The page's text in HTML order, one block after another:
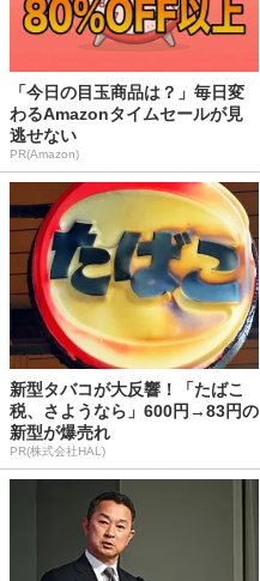
「今日の目玉商品は？」毎日変
わるAmazonタイムセールが見
逃せない
PR(Amazon)
新型タバコが大反響！「たばこ
税、さようなら」600円→83円の
新型が爆売れ
PR(株式会社HAL)